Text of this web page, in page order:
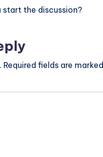
start the discussion?
Required fields are marked